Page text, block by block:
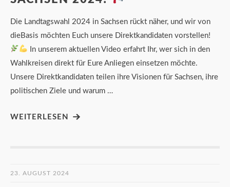
Die Landtagswahl 2024 in Sachsen rückt näher, und wir von
dieBasis möchten Euch unsere Direktkandidaten vorstellen!
In unserem aktuellen Video erfahrt Ihr, wer sich in den
Wahlkreisen direkt für Eure Anliegen einsetzen möchte.
Unsere Direktkandidaten teilen ihre Visionen für Sachsen, ihre
politischen Ziele und warum …
WEITERLESEN
23. AUGUST 2024